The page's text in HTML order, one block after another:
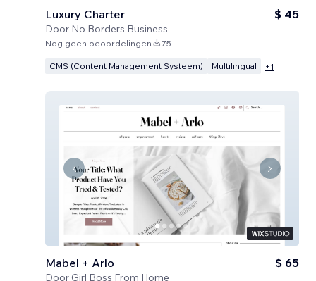
Luxury Charter
Door No Borders Business
$ 45
Nog geen beoordelingen 75
CMS (Content Management Systeem) Multilingual +1
Mabel + Arlo
Door Girl Boss From Home
$ 65